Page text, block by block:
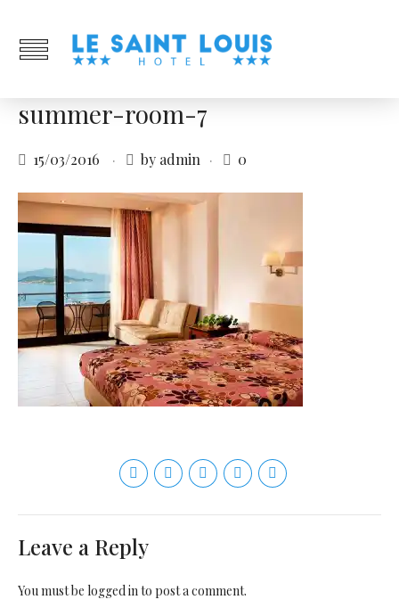
summer-room-7
15/03/2016 by admin 0
Leave a Reply
You must be logged into post a comment.